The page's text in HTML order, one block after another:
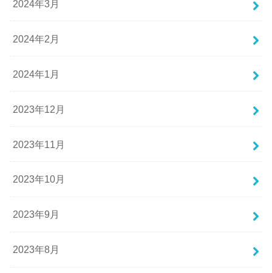
2024年3月
2024年2月
2024年1月
2023年12月
2023年11月
2023年10月
2023年9月
2023年8月